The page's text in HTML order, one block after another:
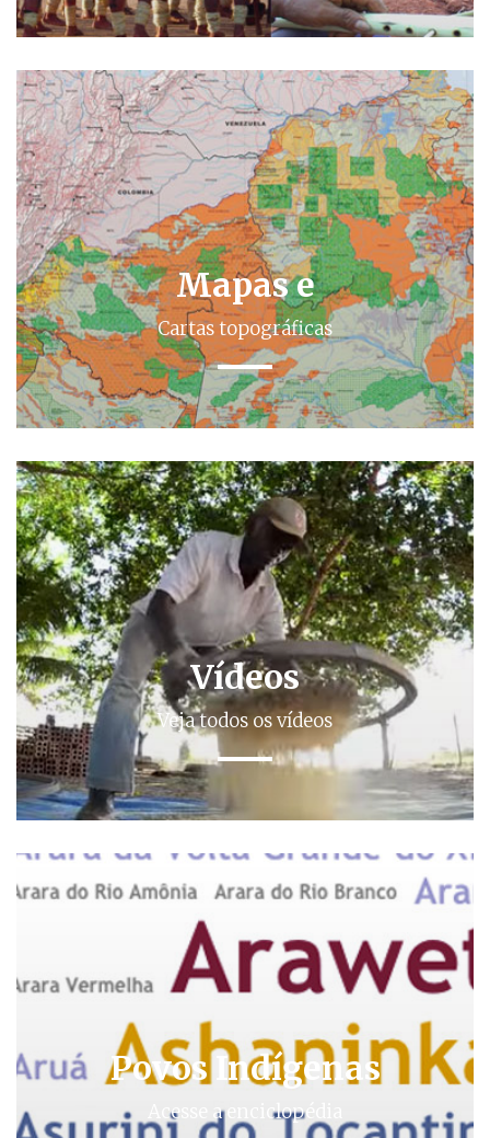
Mapas e
Cartas topográficas
Vídeos
Veja todos os vídeos
Povos Indígenas
Acesse a enciclopédia